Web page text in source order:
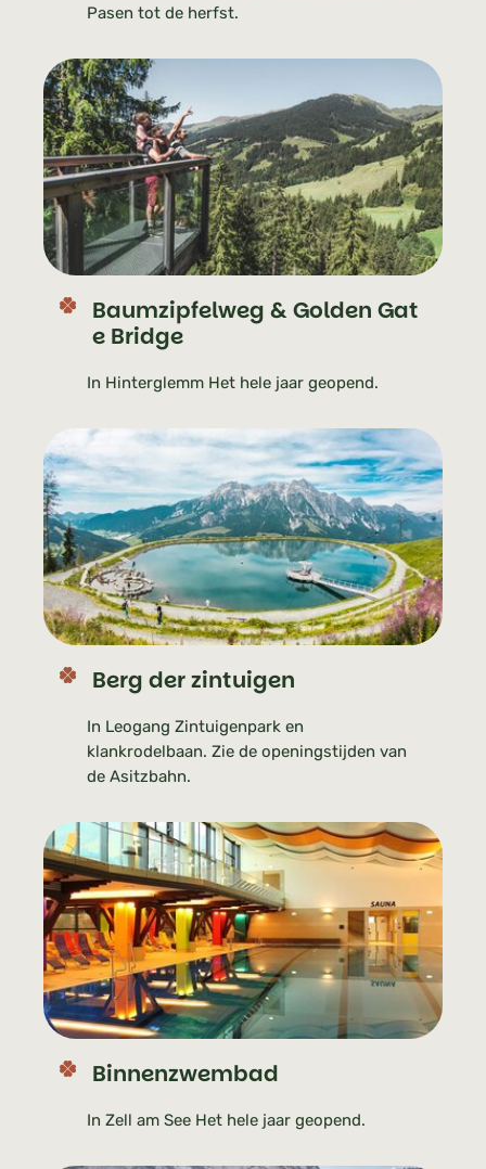
Pasen tot de herfst.
Baumzipfelweg & Golden Gat
e Bridge
In Hinterglemm Het hele jaar geopend.
Berg der zintuigen
In Leogang Zintuigenpark en
klankrodelbaan. Zie de openingstijden van
de Asitzbahn.
Binnenzwembad
In Zell am See Het hele jaar geopend.